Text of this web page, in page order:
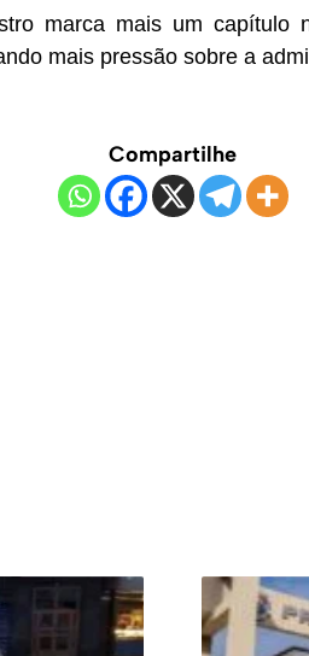
marca mais um capítulo
mais pressão sobre a
Compartilhe